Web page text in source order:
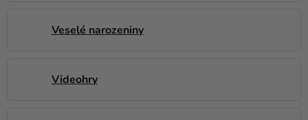
Veselé narozeniny
Videohry